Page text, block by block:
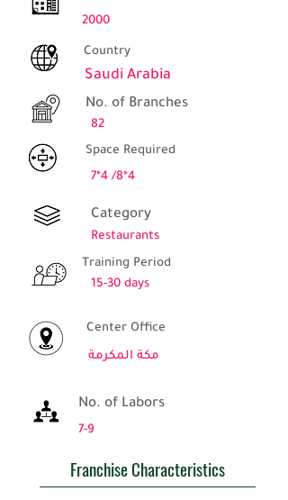
2000
Country
Saudi Arabia
No. of Branches
82
Space Required
7*4 /8*4
Category
Restaurants
Training Period
15-30 days
Center Office
مكة المكرمة
No. of Labors
7-9
Franchise Characteristics